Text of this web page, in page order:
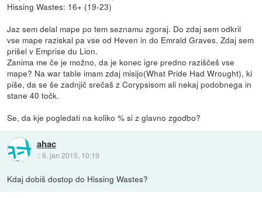
Hissing Wastes: 16+ (19-23)
Jaz sem delal mape po tem seznamu zgoraj. Do zdaj sem odkril
vse mape raziskal pa vse od Heven in do Emrald Graves. Zdaj sem
prišel v Emprise du Lion.
Zanima me če je možno, da je konec igre predno raziščeš vse
mape? Na war table imam zdaj misijo(What Pride Had Wrought), ki
piše, da se še zadnjič srečaš z Corypsisom ali nekaj podobnega in
stane 40 točk.
Se, da kje pogledati na koliko % si z glavno zgodbo?
ahac
::6. jan 2015, 10:19
Kdaj dobiš dostop do Hissing Wastes?